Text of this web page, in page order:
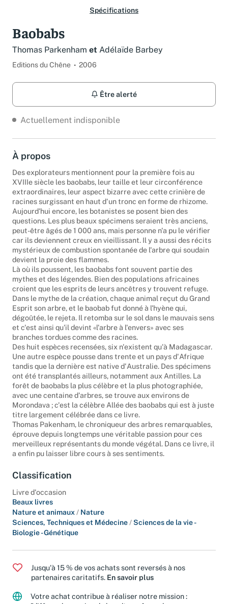
Baobabs
Adélaïde Barbey
Actuellement indisponible
À propos
Des explorateurs mentionnent pour la première fois au
XVIIIe siècle les baobabs, leur taille et leur circonférence
extraordinaires, leur aspect bizarre avec cette crinière de
racines surgissant en haut d'un tronc en forme de rhizome.
Aujourd'hui encore, les botanistes se posent bien des
questions. Les plus beaux spécimens seraient très anciens,
peut-être âgés de 1 000 ans, mais personne n'a pu le vérifier
car ils deviennent creux en vieillissant. Il y a aussi des récits
mystérieux de combustion spontanée de l'arbre qui soudain
devient la proie des flammes.
Là où ils poussent, les baobabs font souvent partie des
mythes et des légendes. Bien des populations africaines
croient que les esprits de leurs ancêtres y trouvent refuge.
Dans le mythe de la création, chaque animal reçut du Grand
Esprit son arbre, et le baobab fut donné à l'hyène qui,
dégoûtée, le rejeta. Il retomba sur le sol dans le mauvais sens
et c'est ainsi qu'il devint «l'arbre à l'envers» avec ses
branches tordues comme des racines.
Des huit espèces recensées, six n'existent qu'à Madagascar.
Une autre espèce pousse dans trente et un pays d'Afrique
tandis que la dernière est native d'Australie. Des spécimens
ont été transplantés ailleurs, notamment aux Antilles. La
forêt de baobabs la plus célèbre et la plus photographiée,
avec une centaine d'arbres, se trouve aux environs de
Morondava ; c'est la célèbre Allée des baobabs qui est à juste
titre largement célébrée dans ce livre.
Thomas Pakenham, le chroniqueur des arbres remarquables,
éprouve depuis longtemps une véritable passion pour ces
merveilleux représentants du monde végétal. Dans ce livre, il
a enfin pu laisser libre cours à ses sentiments.
Classification
Livre d'occasion
Beaux livres
Nature et animaux / Nature
Sciences, Techniques et Médecine
Jusqu'à 15 % de vos achats sont reversés à nos
partenaires caritatifs.
En savoir plus